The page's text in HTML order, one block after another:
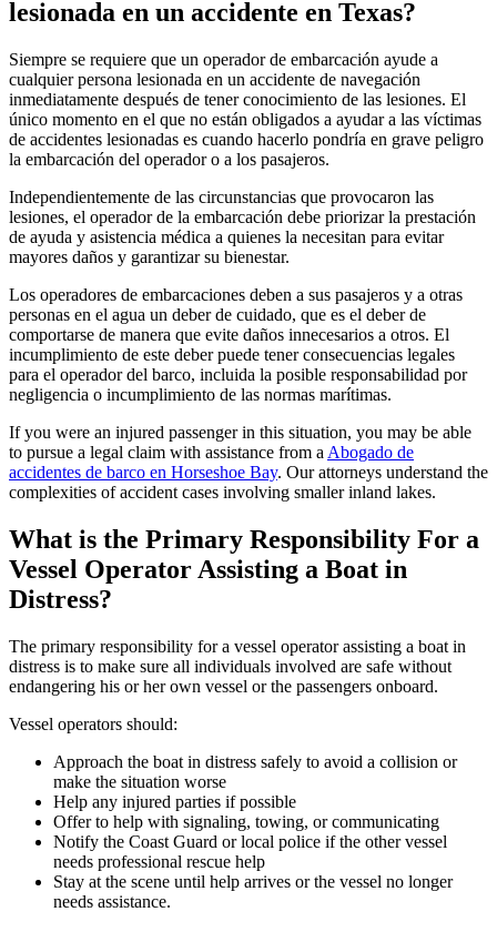
lesionada en un accidente en Texas?
Siempre se requiere que un operador de embarcación ayude a
cualquier persona lesionada en un accidente de navegación
inmediatamente después de tener conocimiento de las lesiones. El
único momento en el que no están obligados a ayudar a las víctimas
de accidentes lesionadas es cuando hacerlo pondría en grave peligro
la embarcación del operador o a los pasajeros.
Independientemente de las circunstancias que provocaron las
lesiones, el operador de la embarcación debe priorizar la prestación
de ayuda y asistencia médica a quienes la necesitan para evitar
mayores daños y garantizar su bienestar.
Los operadores de embarcaciones deben a sus pasajeros y a otras
personas en el agua un deber de cuidado, que es el deber de
comportarse de manera que evite daños innecesarios a otros. El
incumplimiento de este deber puede tener consecuencias legales
para el operador del barco, incluida la posible responsabilidad por
negligencia o incumplimiento de las normas marítimas.
If you were an injured passenger in this situation, you may be able
to pursue a legal claim with assistance from a Abogado de
accidentes de barco en Horseshoe Bay. Our attorneys understand the
complexities of accident cases involving smaller inland lakes.
What is the Primary Responsibility For a
Vessel Operator Assisting a Boat in
Distress?
The primary responsibility for a vessel operator assisting a boat in
distress is to make sure all individuals involved are safe without
endangering his or her own vessel or the passengers onboard.
Vessel operators should:
Approach the boat in distress safely to avoid a collision or
make the situation worse
Help any injured parties if possible
Offer to help with signaling, towing, or communicating
Notify the Coast Guard or local police if the other vessel
needs professional rescue help
Stay at the scene until help arrives or the vessel no longer
needs assistance.